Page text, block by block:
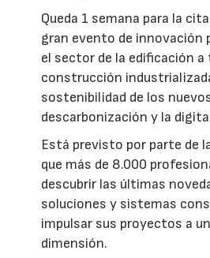
Queda 1 semana para la
gran evento de innovación
el sector de la edificación a
construcción
sostenibilidad de los
descarbonización y la
Está previsto por parte de
que más de 8.000
descubrir las últimas
soluciones y sistemas
impulsar sus proyectos a
dimensión.